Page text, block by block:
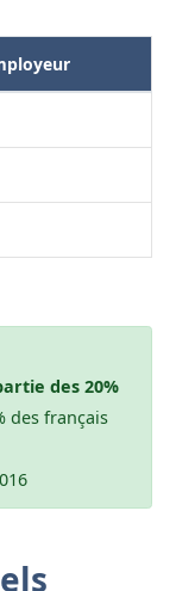
des 20%
des français